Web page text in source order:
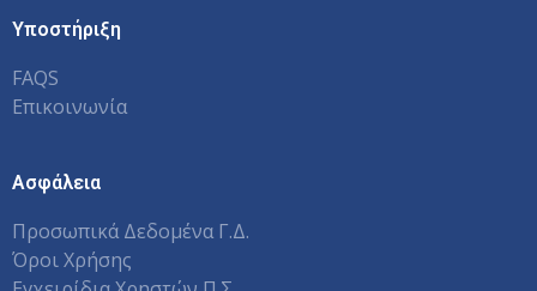
Υποστήριξη
FAQS
Επικοινωνία
Ασφάλεια
Προσωπικά Δεδομένα Γ.Δ.
Όροι Χρήσης